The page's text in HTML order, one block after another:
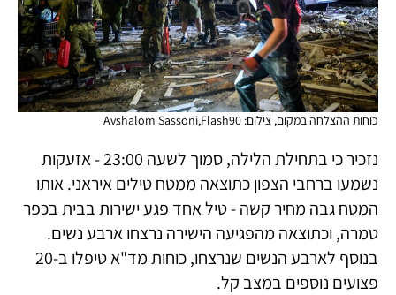
כוחות ההצלחה במקום, צילום: Avshalom Sassoni,Flash90
נזכיר כי בתחילת הלילה, סמוך לשעה 23:00 - אזעקות
נשמעו ברחבי הצפון כתוצאה ממטח טילים איראני. אותו
המטח גבה מחיר קשה - טיל אחד פגע ישירות בבית בכפר
טמרה, וכתוצאה מהפגיעה הישירה נרצחו ארבע נשים.
בנוסף לארבע הנשים שנרצחו, כוחות מד"א טיפלו ב-20
פצועים נוספים במצב קל.